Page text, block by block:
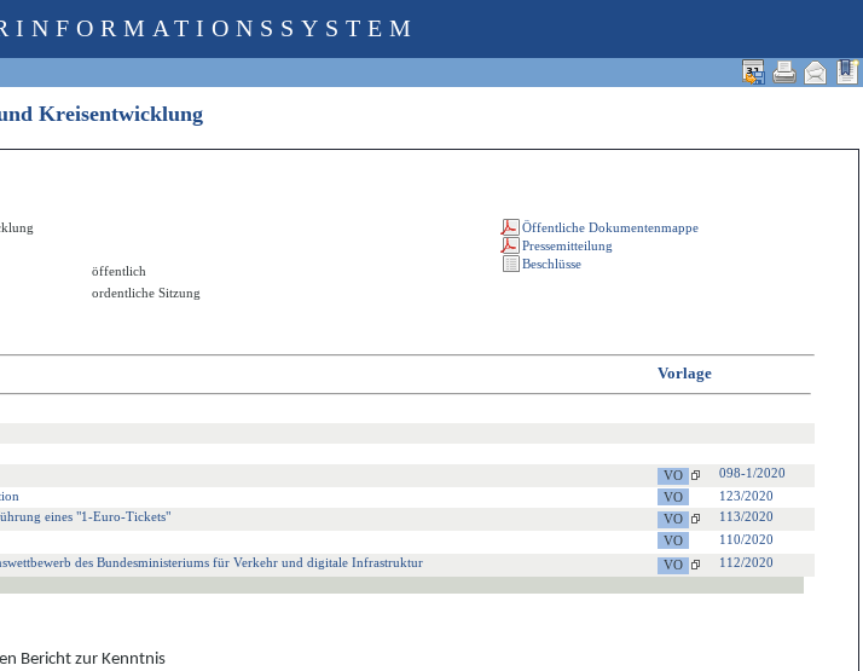
Kreisentwicklung
öffentlich
ordentliche Sitzung
Vorlage
098-1/2020
123/2020
eines "1-Euro-Tickets"
113/2020
110/2020
des Bundesministeriums für Verkehr und digitale Infrastruktur
112/2020
Bericht zur Kenntnis